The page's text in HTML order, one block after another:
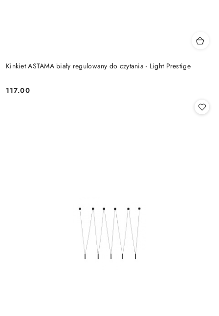
Kinkiet ASTAMA biały regulowany do czytania - Light Prestige
Cena:
117.00